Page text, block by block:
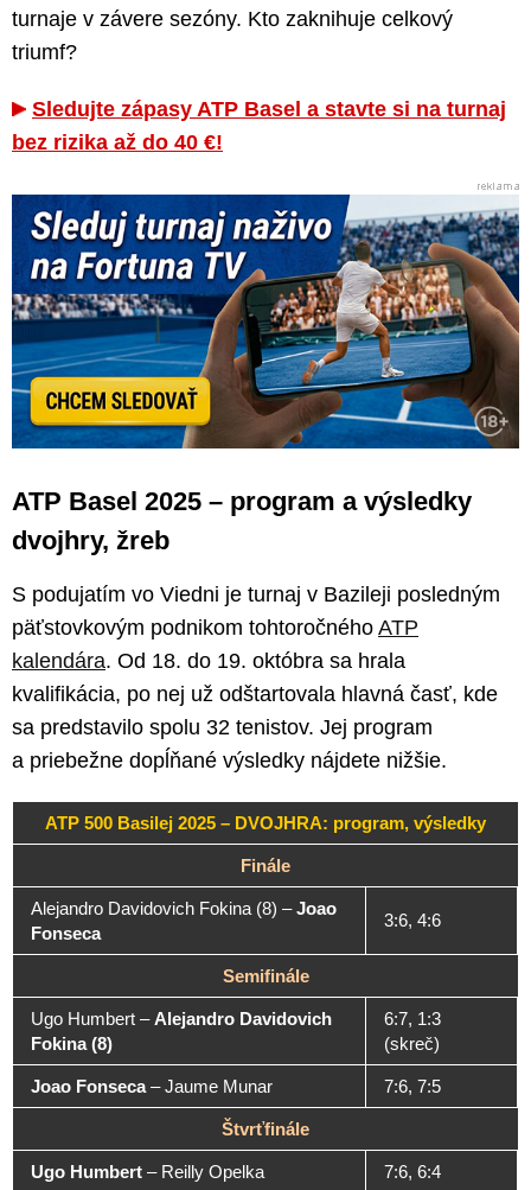
turnaje v závere sezóny. Kto zaknihuje celkový
triumf?
Sledujte zápasy ATP Basel a stavte si na turnaj
bez rizika až do 40 €!
ATP Basel 2025 – program a výsledky
dvojhry, žreb
S podujatím vo Viedni je turnaj v Bazileji posledným
päťstovkovým podnikom tohtoročného ATP
kalendára. Od 18. do 19. októbra sa hrala
kvalifikácia, po nej už odštartovala hlavná časť, kde
sa predstavilo spolu 32 tenistov. Jej program
a priebežne dopĺňané výsledky nájdete nižšie.
ATP 500 Basilej 2025 – DVOJHRA: program, výsledky
Finále
Alejandro Davidovich Fokina (8) –Joao
Fonseca
3:6, 4:6
Semifinále
Ugo Humbert –Alejandro Davidovich
Fokina (8)
6:7, 1:3
(skreč)
Joao Fonseca–Jaume Munar 7:6, 7:5
Štvrťfinále
Ugo Humbert – Reilly Opelka 7:6, 6:4